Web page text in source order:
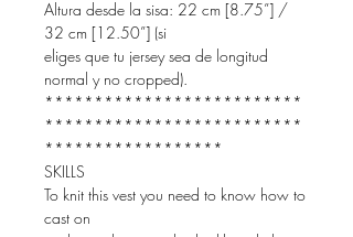
Altura desde la sisa: 22 cm [8.75”] /
32 cm [12.50”] (si
eliges que tu jersey sea de longitud
normal y no cropped).
**************************
**************************
******************
SKILLS
To knit this vest you need to know how to
cast on